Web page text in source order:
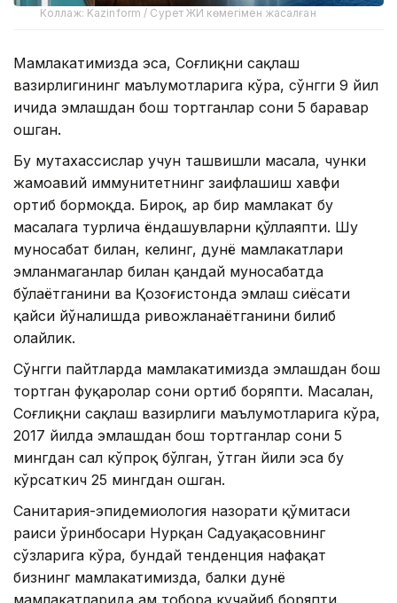
Коллаж: Kazinform / Сурет ЖИ көмегімен жасалған
Мамлакатимизда эса, Соғлиқни сақлаш
вазирлигининг маълумотларига кўра, сўнгги 9 йил
ичида эмлашдан бош тортганлар сони 5 баравар
ошган.
Бу мутахассислар учун ташвишли масала, чунки
жамоавий иммунитетнинг заифлашиш хавфи
ортиб бормоқда. Бироқ, ҳар бир мамлакат бу
масалага турлича ёндашувларни қўллаяпти. Шу
муносабат билан, келинг, дунё мамлакатлари
эмланмаганлар билан қандай муносабатда
бўлаётганини ва Қозоғистонда эмлаш сиёсати
қайси йўналишда ривожланаётганини билиб
олайлик.
Сўнгги пайтларда мамлакатимизда эмлашдан бош
тортган фуқаролар сони ортиб боряпти. Масалан,
Соғлиқни сақлаш вазирлиги маълумотларига кўра,
2017 йилда эмлашдан бош тортганлар сони 5
мингдан сал кўпроқ бўлган, ўтган йили эса бу
кўрсаткич 25 мингдан ошган.
Санитария-эпидемиология назорати қўмитаси
раиси ўринбосари Нурқан Садуақасовнинг
сўзларига кўра, бундай тенденция нафақат
бизнинг мамлакатимизда, балки дунё
мамлакатларида ҳам тобора кучайиб боряпти.